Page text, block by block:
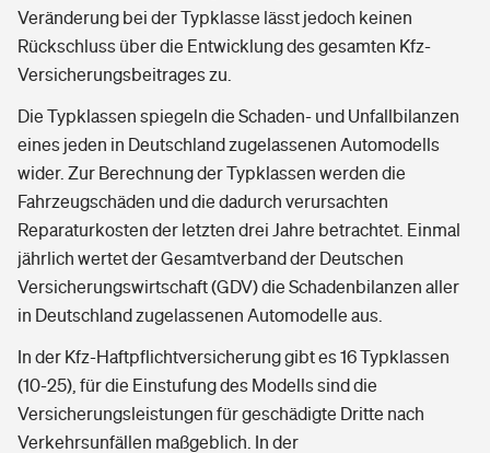
Veränderung bei der Typklasse lässt jedoch keinen
Rückschluss über die Entwicklung des gesamten Kfz-
Versicherungsbeitrages zu.
Die Typklassen spiegeln die Schaden- und Unfallbilanzen
eines jeden in Deutschland zugelassenen Automodells
wider. Zur Berechnung der Typklassen werden die
Fahrzeugschäden und die dadurch verursachten
Reparaturkosten der letzten drei Jahre betrachtet. Einmal
jährlich wertet der Gesamtverband der Deutschen
Versicherungswirtschaft (GDV) die Schadenbilanzen aller
in Deutschland zugelassenen Automodelle aus.
In der Kfz-Haftpflichtversicherung gibt es 16 Typklassen
(10-25), für die Einstufung des Modells sind die
Versicherungsleistungen für geschädigte Dritte nach
Verkehrsunfällen maßgeblich. In der